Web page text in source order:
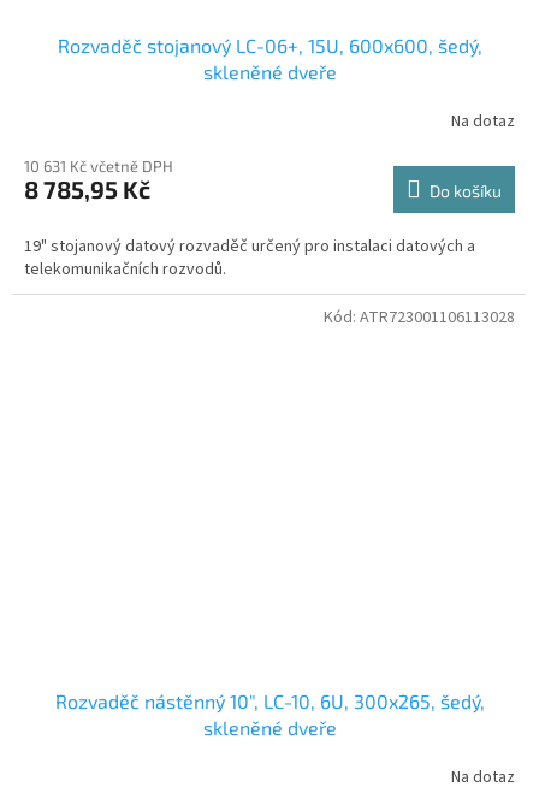
Rozvaděč stojanový LC-06+, 15U, 600x600, šedý,
skleněné dveře
Na dotaz
10 631 Kč včetně DPH
8 785,95 Kč Do košíku
19" stojanový datový rozvaděč určený pro instalaci datových a
telekomunikačních rozvodů.
Rozvaděč nástěnný 10", LC-10, 6U, 300x265, šedý,
skleněné dveře
Na dotaz
Kód: ATR723001106113028